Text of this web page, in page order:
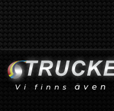
Vi finns även